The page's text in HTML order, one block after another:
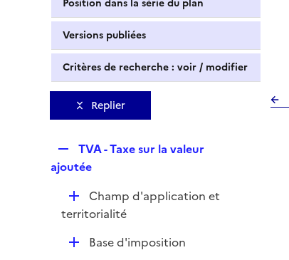
Position dans la série du plan
Versions publiées
Critères de recherche : voir / modifier
Replier
e
l
i
e
r
TVA - Taxe sur la valeur
ajoutée
D
é
Champ d'application et
territorialité
DBase d'imposition